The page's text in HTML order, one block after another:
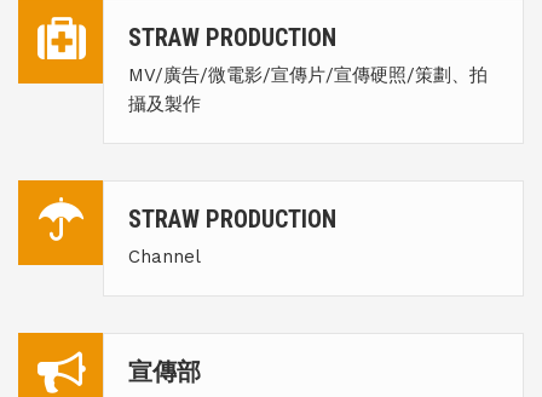
STRAW PRODUCTION
MV/廣告/微電影/宣傳片/宣傳硬照/策劃、拍
攝及製作
STRAW PRODUCTION
Channel
宣傳部